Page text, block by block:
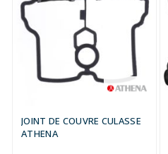
JOINT DE COUVRE CULASSE
ATHENA